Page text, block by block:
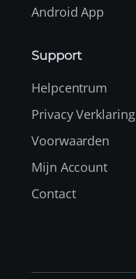
Android App
Support
Helpcentrum
Privacy Verklaring
Voorwaarden
Mijn Account
Contact